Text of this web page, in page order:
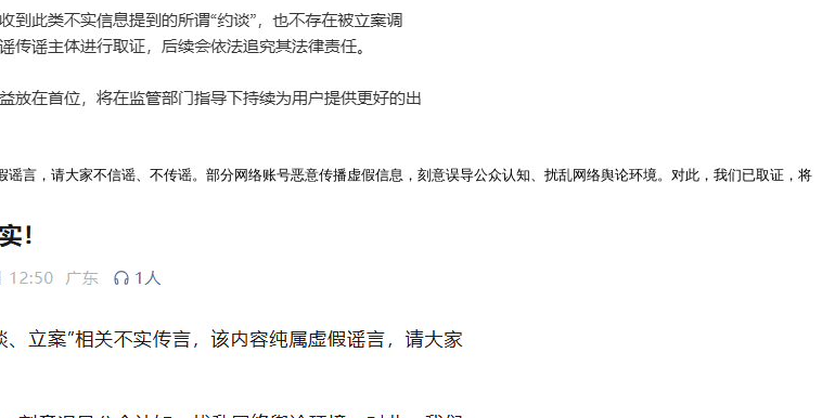
言，请大家不信谣、不传谣。部分网络账号恶意传播虚假信息，刻意误导公众认知、扰乱网络舆论环境。对此，我们已取证，将